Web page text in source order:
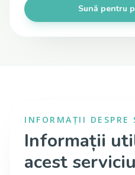
Sună pentru
INFORMAȚII DESPRE
Informații
acest serviciu